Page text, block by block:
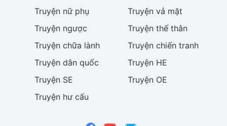
Truyện nữ phụ Truyện vả mặt
Truyện ngược Truyện thế thân
Truyện chữa lành Truyện chiến tranh
Truyện dân quốc Truyện HE
Truyện SE Truyện OE
Truyện hư cấu